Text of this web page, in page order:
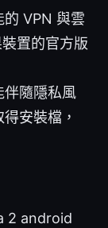
VPN 與雲
置的官方版
伴隨隱私風
安裝檔，
2 android